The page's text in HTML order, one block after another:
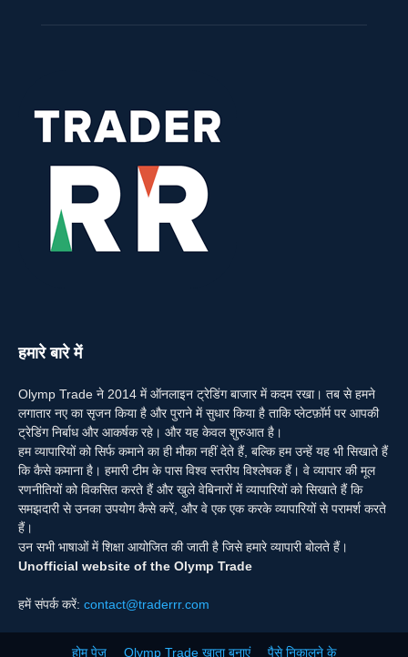
हमारे बारे में
Olymp Trade ने 2014 में ऑनलाइन ट्रेडिंग बाजार में कदम रखा। तब से हमने
लगातार नए का सृजन किया है और पुराने में सुधार किया है ताकि प्लेटफ़ॉर्म पर आपकी
ट्रेडिंग निर्बाध और आकर्षक रहे। और यह केवल शुरुआत है।
हम व्यापारियों को सिर्फ कमाने का ही मौका नहीं देते हैं, बल्कि हम उन्हें यह भी सिखाते हैं
कि कैसे कमाना है। हमारी टीम के पास विश्व स्तरीय विश्लेषक हैं। वे व्यापार की मूल
रणनीतियों को विकसित करते हैं और खुले वेबिनारों में व्यापारियों को सिखाते हैं कि
समझदारी से उनका उपयोग कैसे करें, और वे एक एक करके व्यापारियों से परामर्श करते
हैं।
उन सभी भाषाओं में शिक्षा आयोजित की जाती है जिसे हमारे व्यापारी बोलते हैं।
Unofficial website of the Olymp Trade
हमें संपर्क करें: contact@traderrr.com
होम पेज Olymp Trade खाता बनाएं पैसे निकालने के